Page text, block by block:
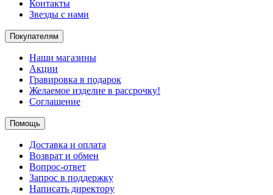
Контакты
Звезды с нами
Покупателям
Наши магазины
Акции
Гравировка в подарок
Желаемое изделие в рассрочку!
Соглашение
Помощь
Доставка и оплата
Возврат и обмен
Вопрос-ответ
Запрос в поддержку
Написать директору